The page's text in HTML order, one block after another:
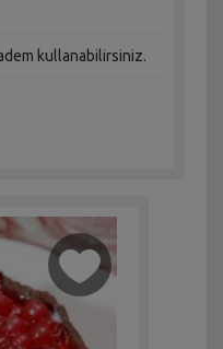
kullanabilirsiniz.